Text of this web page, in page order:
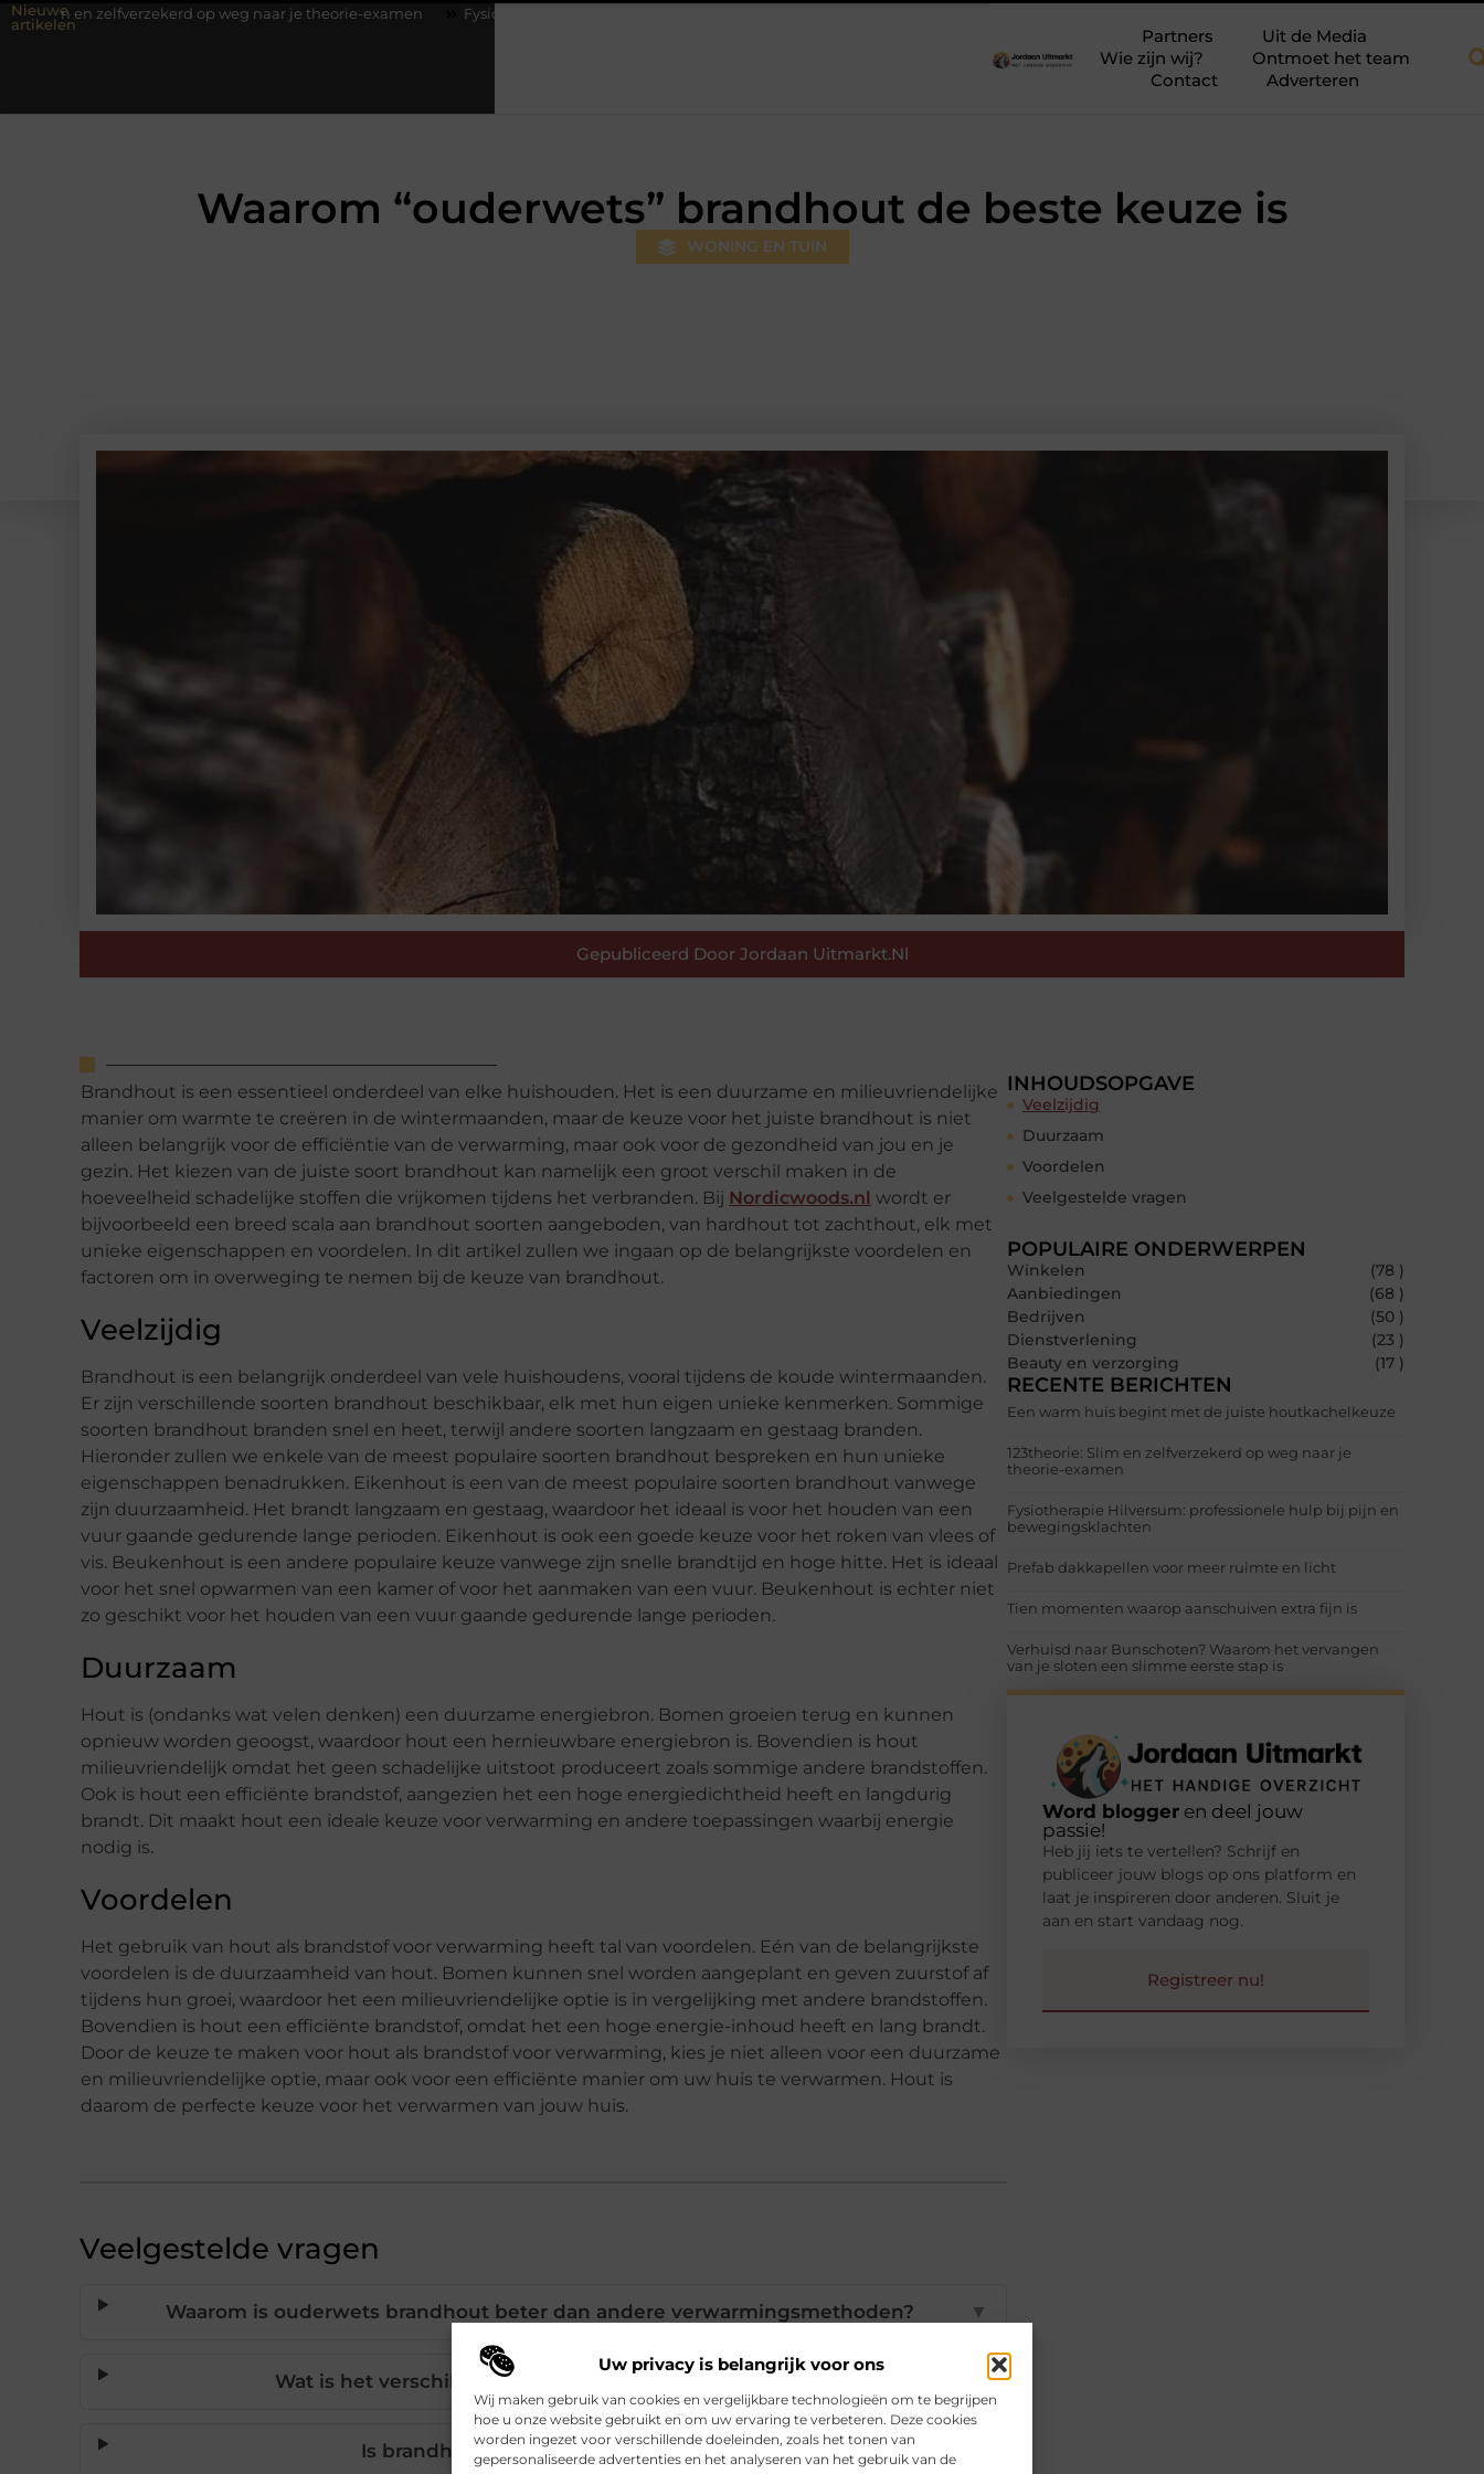
Uw privacy is belangrijk voor ons
Wij maken gebruik van cookies en vergelijkbare technologieën om te begrijpen
hoe u onze website gebruikt en om uw ervaring te verbeteren. Deze cookies
worden ingezet voor verschillende doeleinden, zoals het tonen van
gepersonaliseerde advertenties en het analyseren van het gebruik van de
Nieuwe
artikelen
op weg naar je theorie-examen Fysiotherapie Hilversum: professionele hulp bij pijn en bewegingsklachten
Partners
Uit de Media
Wie zijn wij?
Ontmoet het team
Contact
Adverteren
Waarom “ouderwets” brandhout de beste keuze is
WONING EN TUIN
Gepubliceerd Door Jordaan Uitmarkt.nl
Brandhout is een essentieel onderdeel van elke huishouden. Het is een duurzame en milieuvriendelijke
manier om warmte te creëren in de wintermaanden, maar de keuze voor het juiste brandhout is niet
alleen belangrijk voor de efficiëntie van de verwarming, maar ook voor de gezondheid van jou en je
gezin. Het kiezen van de juiste soort brandhout kan namelijk een groot verschil maken in de
hoeveelheid schadelijke stoffen die vrijkomen tijdens het verbranden. Bij Nordicwoods.nl wordt er
bijvoorbeeld een breed scala aan brandhout soorten aangeboden, van hardhout tot zachthout, elk met
unieke eigenschappen en voordelen. In dit artikel zullen we ingaan op de belangrijkste voordelen en
factoren om in overweging te nemen bij de keuze van brandhout.
Veelzijdig
Brandhout is een belangrijk onderdeel van vele huishoudens, vooral tijdens de koude wintermaanden.
Er zijn verschillende soorten brandhout beschikbaar, elk met hun eigen unieke kenmerken. Sommige
soorten brandhout branden snel en heet, terwijl andere soorten langzaam en gestaag branden.
Hieronder zullen we enkele van de meest populaire soorten brandhout bespreken en hun unieke
eigenschappen benadrukken. Eikenhout is een van de meest populaire soorten brandhout vanwege
zijn duurzaamheid. Het brandt langzaam en gestaag, waardoor het ideaal is voor het houden van een
vuur gaande gedurende lange perioden. Eikenhout is ook een goede keuze voor het roken van vlees of
vis. Beukenhout is een andere populaire keuze vanwege zijn snelle brandtijd en hoge hitte. Het is ideaal
voor het snel opwarmen van een kamer of voor het aanmaken van een vuur. Beukenhout is echter niet
zo geschikt voor het houden van een vuur gaande gedurende lange perioden.
Duurzaam
Hout is (ondanks wat velen denken) een duurzame energiebron. Bomen groeien terug en kunnen
opnieuw worden geoogst, waardoor hout een hernieuwbare energiebron is. Bovendien is hout
milieuvriendelijk omdat het geen schadelijke uitstoot produceert zoals sommige andere brandstoffen.
Ook is hout een efficiënte brandstof, aangezien het een hoge energiedichtheid heeft en langdurig
brandt. Dit maakt hout een ideale keuze voor verwarming en andere toepassingen waarbij energie
nodig is.
Voordelen
Het gebruik van hout als brandstof voor verwarming heeft tal van voordelen. Eén van de belangrijkste
voordelen is de duurzaamheid van hout. Bomen kunnen snel worden aangeplant en geven zuurstof af
tijdens hun groei, waardoor het een milieuvriendelijke optie is in vergelijking met andere brandstoffen.
Bovendien is hout een efficiënte brandstof, omdat het een hoge energie-inhoud heeft en lang brandt.
Door de keuze te maken voor hout als brandstof voor verwarming, kies je niet alleen voor een duurzame
en milieuvriendelijke optie, maar ook voor een efficiënte manier om uw huis te verwarmen. Hout is
daarom de perfecte keuze voor het verwarmen van jouw huis.
Veelgestelde vragen
Waarom is ouderwets brandhout beter dan andere verwarmingsmethoden? ▼
Wat is het verschil tussen eikenhout en beukenhout? ▼
Is brandhout echt milieuvriendelijk?
INHOUDSOPGAVE
Veelzijdig
Duurzaam
Voordelen
Veelgestelde vragen
POPULAIRE ONDERWERPEN
Winkelen
(78 )
Aanbiedingen
(68 )
Bedrijven
(50 )
Dienstverlening
(23 )
Beauty en verzorging
(17 )
RECENTE BERICHTEN
Een warm huis begint met de juiste houtkachelkeuze
123theorie: Slim en zelfverzekerd op weg naar je
theorie-examen
Fysiotherapie Hilversum: professionele hulp bij pijn en
bewegingsklachten
Prefab dakkapellen voor meer ruimte en licht
Tien momenten waarop aanschuiven extra fijn is
Verhuisd naar Bunschoten? Waarom het vervangen
van je sloten een slimme eerste stap is
Word blogger en deel jouw
passie!
Heb jij iets te vertellen? Schrijf en
publiceer jouw blogs op ons platform en
laat je inspireren door anderen. Sluit je
aan en start vandaag nog.
Registreer nu!